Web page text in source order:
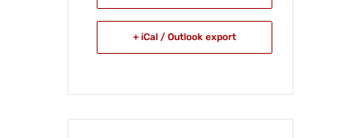
+ iCal / Outlook export